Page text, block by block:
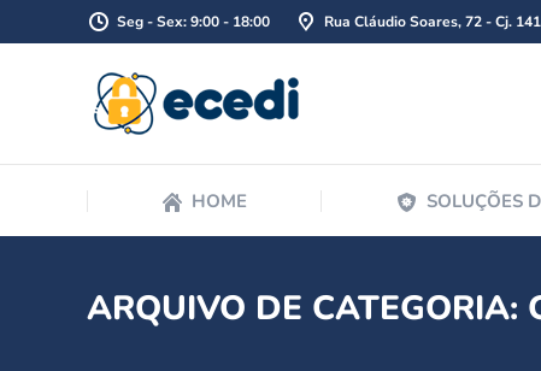
Seg - Sex: 9:00 - 18:00 Rua Cláudio Soares, 72 - Cj.
HOME SOLUÇÕES
ARQUIVO DE CATEGORIA:
HOME